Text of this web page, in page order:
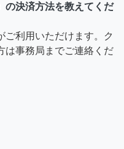
の決済方法を教えてくだ
ご利用いただけます。ク
は事務局までご連絡くだ